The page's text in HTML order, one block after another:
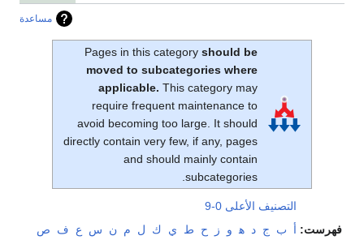
مساعدة
Pages in this categoryshould be
moved to subcategories where
applicable. This category may
require frequent maintenance to
avoid becoming too large. It should
directly contain very few, if any, pages
and should mainly contain
subcategories.
فهرست:
التصنيف الأعلى 0-9
أ
ب ج د ﻫ و ز ح ط ي ك ل م ن س ع ف
ص